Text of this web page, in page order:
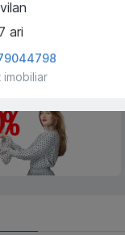
creditului ipotecar
ari
imobiliar